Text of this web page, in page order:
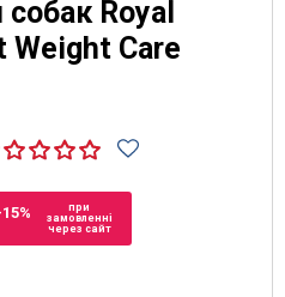
Royal
Weight Care
при
замовленні
через сайт